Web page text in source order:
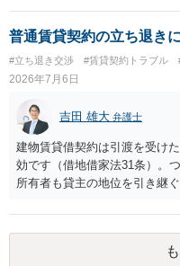
ほしいこと、③自分たちの居
基本方針としたうえで、仮に
退料・引越費用・原状回復費
成することが重要です。 契約
め・定期借家に関する記載の
（「今回で最後」などの文言
得るかどうかも含めて検討ポ
容を十分に確認し、不明点は
す。
ターンが多いかと存じます。
普通賃貸契約の立ち退き
#立ち退き交渉 #賃貸契約トラブル
2026年7月6日
吉田 雄大 弁護士
建物賃貸借契約は引渡を受け
効です（借地借家法31条）。
所有者も貸主の地位を引き継
が納得いくものであれば応じ
（家賃を支払い居住を続ける